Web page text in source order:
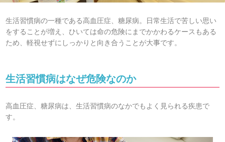
生活習慣病の一種である高血圧症、糖尿病。日常生活で苦しい思い
をすることが増え、ひいては命の危険にまでかかわるケースもある
ため、軽視せずにしっかりと向き合うことが大事です。
生活習慣病はなぜ危険なのか
高血圧症、糖尿病は、生活習慣病のなかでもよく見られる疾患で
す。